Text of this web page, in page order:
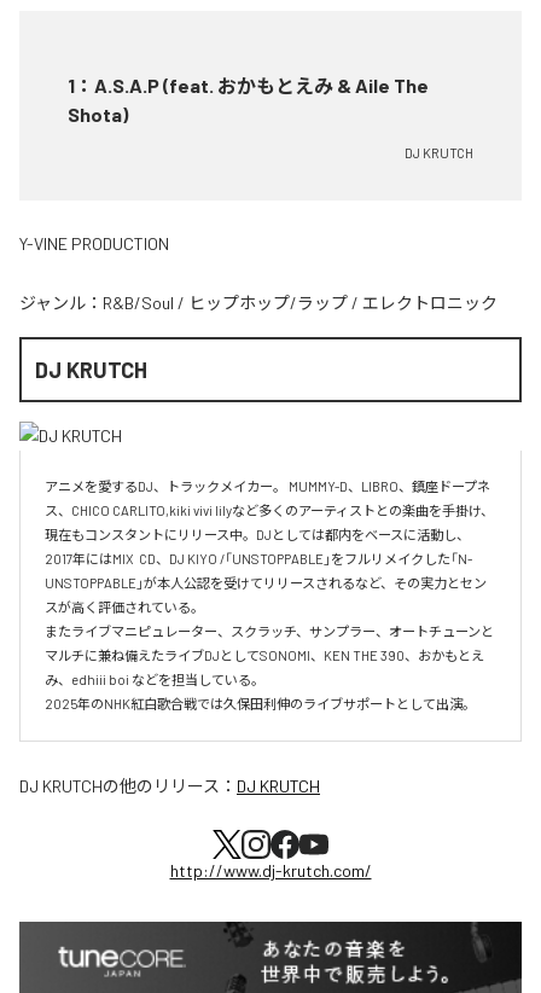
1 ： A.S.A.P (feat. おかもとえみ & Aile The
Shota)
DJ KRUTCH
Y-VINE PRODUCTION
ジャンル： R&B/Soul / ヒップホップ/ラップ / エレクトロニック
DJ KRUTCH
アニメを愛するDJ、トラックメイカー。 MUMMY-D、LIBRO、鎮座ドープネ
ス、CHICO CARLITO,kiki vivi lilyなど多くのアーティストとの楽曲を手掛け、
現在もコンスタントにリリース中。DJとしては都内をベースに活動し、
2017年にはMIX  CD、DJ KIYO /「UNSTOPPABLE」をフルリメイクした「N-
UNSTOPPABLE」が本人公認を受けてリリースされるなど、その実力とセン
スが高く評価されている。
またライブマニピュレーター、スクラッチ、サンプラー、オートチューンと
マルチに兼ね備えたライブDJとしてSONOMI、KEN THE 390、おかもとえ
み、edhiii boi などを担当している。
DJ KRUTCHの他のリリース： DJ KRUTCH
http://www.dj-krutch.com/